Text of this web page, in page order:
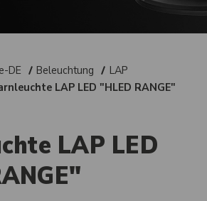
DE Beleuchtung
LAP
LAP LED "HLED RANGE"
LAP LED